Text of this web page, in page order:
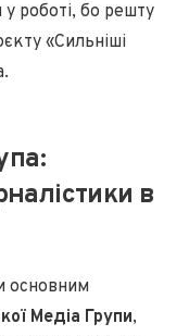
у роботі, бо решту
«Сильніші
в
основним
Медіа Групи,